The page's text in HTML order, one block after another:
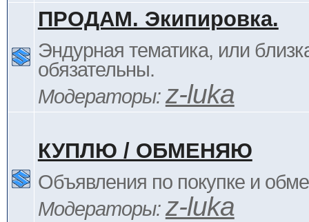
ПРОДАМ. Экипировка.
Эндурная тематика, или
обязательны.
Модераторы: z-luka
КУПЛЮ / ОБМЕНЯЮ
Объявления по покупке и
Модераторы: z-luka